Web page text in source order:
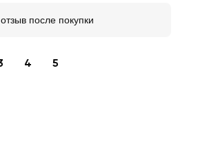
после покупки
4 5